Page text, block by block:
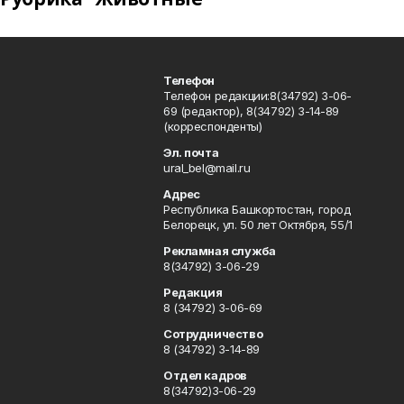
Телефон
Телефон редакции:8(34792) 3-06-
69 (редактор), 8(34792) 3-14-89
(корреспонденты)
Эл. почта
ural_bel@mail.ru
Адрес
Республика Башкортостан, город
Белорецк, ул. 50 лет Октября, 55/1
Рекламная служба
8(34792) 3-06-29
Редакция
8 (34792) 3-06-69
Сотрудничество
8 (34792) 3-14-89
Отдел кадров
8(34792)3-06-29